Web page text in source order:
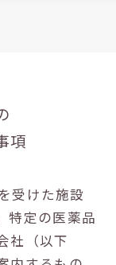
項
受けた施設
特定の医薬品
社（以下